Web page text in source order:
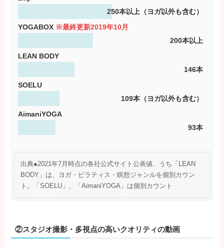
250本以上（ヨガ以外も含む）
YOGABOX ※最終更新2019年10月
200本以上
LEAN BODY
146本
SOELU
109本（ヨガ以外も含む）
AimaniYOGA
93本
出典●2021年7月時点の各社公式サイト公表値、うち「LEAN
BODY」は、ヨガ・ピラティス・瞑想ジャンルを個別カウン
ト。「SOELU」、「AimaniYOGA」は個別カウント
②スタジオ撮影・多視点の高いクオリティの動画